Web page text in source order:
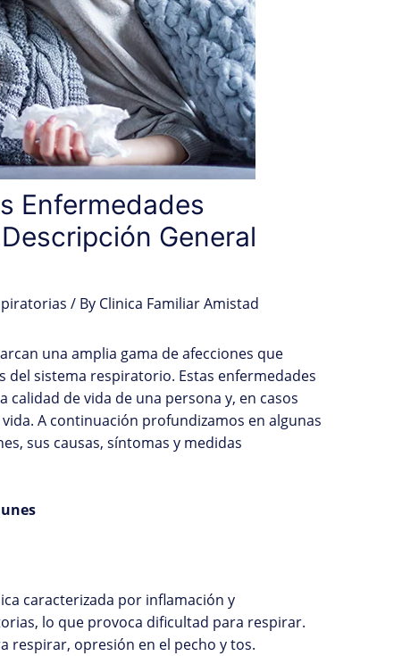
Enfermedades
General
/ By Clinica Familiar Amistad
una amplia gama de afecciones que
del sistema respiratorio. Estas enfermedades
de vida de una persona y, en casos
A continuación profundizamos en algunas
sus causas, síntomas y medidas
caracterizada por inflamación y
lo que provoca dificultad para respirar.
respirar, opresión en el pecho y tos.